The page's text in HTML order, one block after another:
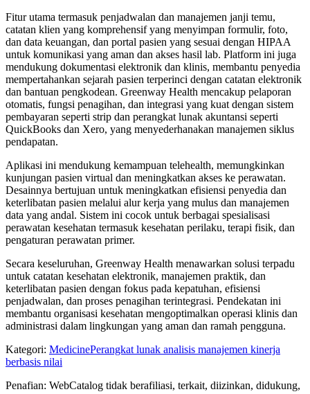
Fitur utama termasuk penjadwalan dan manajemen janji temu,
catatan klien yang komprehensif yang menyimpan formulir, foto,
dan data keuangan, dan portal pasien yang sesuai dengan HIPAA
untuk komunikasi yang aman dan akses hasil lab. Platform ini juga
mendukung dokumentasi elektronik dan klinis, membantu penyedia
mempertahankan sejarah pasien terperinci dengan catatan elektronik
dan bantuan pengkodean. Greenway Health mencakup pelaporan
otomatis, fungsi penagihan, dan integrasi yang kuat dengan sistem
pembayaran seperti strip dan perangkat lunak akuntansi seperti
QuickBooks dan Xero, yang menyederhanakan manajemen siklus
pendapatan.
Aplikasi ini mendukung kemampuan telehealth, memungkinkan
kunjungan pasien virtual dan meningkatkan akses ke perawatan.
Desainnya bertujuan untuk meningkatkan efisiensi penyedia dan
keterlibatan pasien melalui alur kerja yang mulus dan manajemen
data yang andal. Sistem ini cocok untuk berbagai spesialisasi
perawatan kesehatan termasuk kesehatan perilaku, terapi fisik, dan
pengaturan perawatan primer.
Secara keseluruhan, Greenway Health menawarkan solusi terpadu
untuk catatan kesehatan elektronik, manajemen praktik, dan
keterlibatan pasien dengan fokus pada kepatuhan, efisiensi
penjadwalan, dan proses penagihan terintegrasi. Pendekatan ini
membantu organisasi kesehatan mengoptimalkan operasi klinis dan
administrasi dalam lingkungan yang aman dan ramah pengguna.
Kategori: MedicinePerangkat lunak analisis manajemen kinerja
berbasis nilai
Penafian: WebCatalog tidak berafiliasi, terkait, diizinkan, didukung,